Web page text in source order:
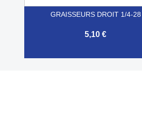
GRAISSEURS DROIT 1/4-28
5,10 €